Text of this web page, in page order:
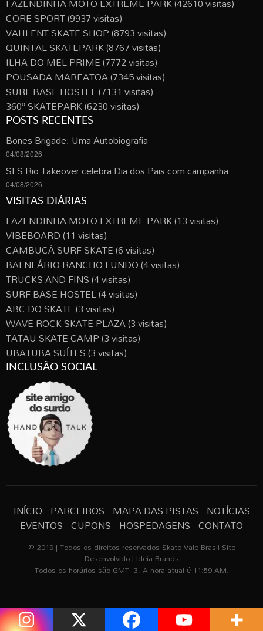
CORE SPORT(9937 visitas)
VAHLENT SKATE SHOP(8793 visitas)
QUINTAL SKATEPARK(8767 visitas)
ILHA DO MEL PRIME(7772 visitas)
POUSADA MAREATOA(7345 visitas)
SURF BASE HOSTEL(7131 visitas)
360º SKATEPARK(6230 visitas)
POSTS RECENTES
Bones Brigade: Uma Autobiografia
04/08/2026
SLS Rio Takeover celebra Dia dos Pais com campanha
04/08/2026
VISITAS DIÁRIAS
FAZENDINHA MOTO EXTREME PARK(13 visitas)
VIBEBOARD(11 visitas)
CAMBUCÁ SURF SKATE(6 visitas)
BALNEÁRIO RANCHO FUNDO(4 visitas)
TRUCKS AND FINS(4 visitas)
SURF BASE HOSTEL(4 visitas)
ABC DO SKATE(3 visitas)
WAVE ROCK SKATE PLAZA(3 visitas)
TATAU SKATE CAMP(3 visitas)
UBATUBA SUÍTES(3 visitas)
INCLUSÃO SOCIAL
INÍCIO PARCEIROS MAPA DAS PISTAS NOTÍCIAS
EVENTOS CUPONS HOSPEDAGENS CONTATO
© 2019 | Todos os direitos reservados Skate Vale Brasil Site
Desenvolvido | Ideia Brands
Todos os horários são GMT -3. A hora atual é 11:59 AM.